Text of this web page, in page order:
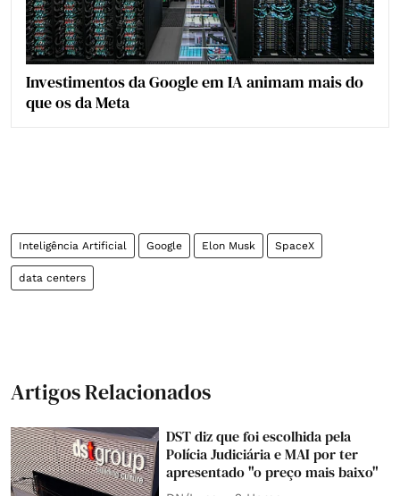
Investimentos da Google em IA animam mais do
que os da Meta
Inteligência Artificial Google Elon Musk SpaceX
data centers
Artigos Relacionados
DST diz que foi escolhida pela
Polícia Judiciária e MAI por ter
apresentado "o preço mais baixo"